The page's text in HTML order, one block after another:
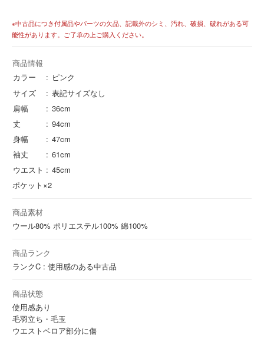
※中古品につき付属品やパーツの欠品、記載外のシミ、汚れ、破損、破れがある可
能性があります。ご了承の上ご購入ください。
商品情報
カラー
ピンク
サイズ
表記サイズなし
肩幅
36cm
丈
94cm
身幅
47cm
袖丈
61cm
ウエスト
45cm
ポケット×2
商品素材
ウール80% ポリエステル100% 綿100%
商品ランク
ランクC : 使用感のある中古品
商品状態
使用感あり
毛羽立ち・毛玉
ウエストベロア部分に傷